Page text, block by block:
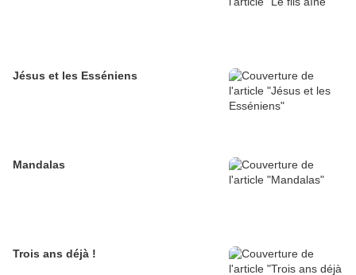
Jésus et les Esséniens
Mandalas
Trois ans déjà !